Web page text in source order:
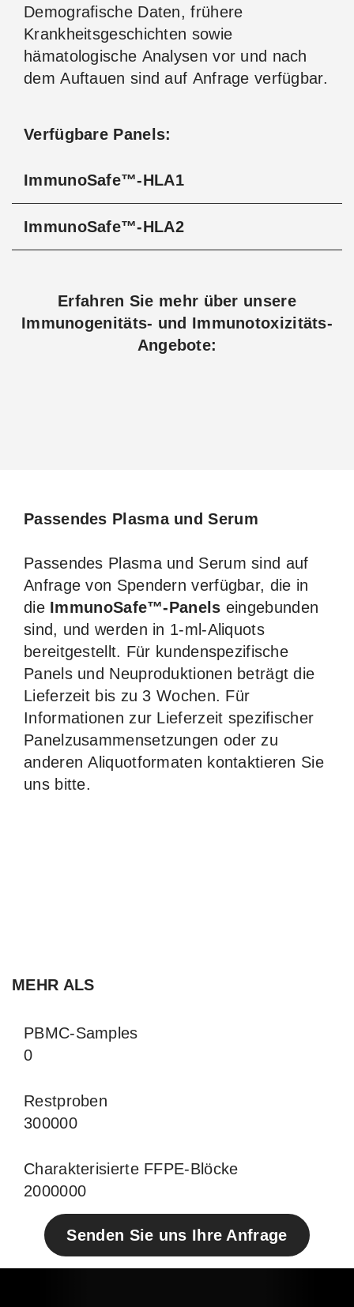
Demografische Daten, frühere
Krankheitsgeschichten sowie
hämatologische Analysen vor und nach
dem Auftauen sind auf Anfrage verfügbar.
Verfügbare Panels:
ImmunoSafe™-HLA1
ImmunoSafe™-HLA2
Erfahren Sie mehr über unsere
Immunogenitäts- und Immunotoxizitäts-
Angebote:
Passendes Plasma und Serum
Passendes Plasma und Serum sind auf
Anfrage von Spendern verfügbar, die in
die ImmunoSafe™-Panels eingebunden
sind, und werden in 1-ml-Aliquots
bereitgestellt. Für kundenspezifische
Panels und Neuproduktionen beträgt die
Lieferzeit bis zu 3 Wochen. Für
Informationen zur Lieferzeit spezifischer
Panelzusammensetzungen oder zu
anderen Aliquotformaten kontaktieren Sie
uns bitte.
MEHR ALS
PBMC-Samples
0
Restproben
300000
Charakterisierte FFPE-Blöcke
2000000
Senden Sie uns Ihre Anfrage